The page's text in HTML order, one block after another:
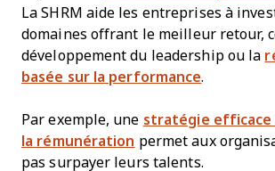
La SHRM aide les entreprises à
domaines offrant le meilleur retour,
développement du leadership ou la
basée sur la performance.
Par exemple, une stratégie efficace
la rémunération permet aux
pas surpayer leurs talents.